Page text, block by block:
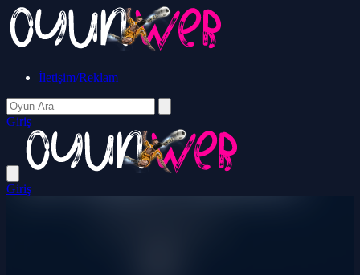
İletişim/Reklam
Giriş
Giriş